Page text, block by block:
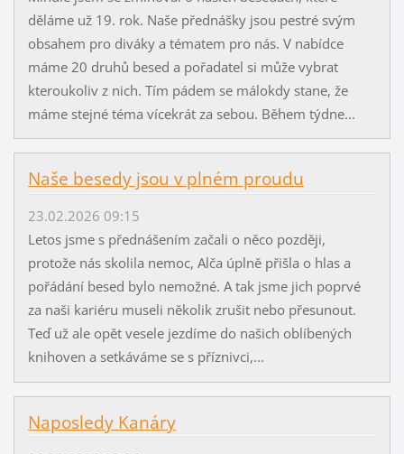
děláme už 19. rok. Naše přednášky jsou pestré svým
obsahem pro diváky a tématem pro nás. V nabídce
máme 20 druhů besed a pořadatel si může vybrat
kteroukoliv z nich. Tím pádem se málokdy stane, že
máme stejné téma vícekrát za sebou. Během týdne...
Naše besedy jsou v plném proudu
23.02.2026 09:15
Letos jsme s přednášením začali o něco později,
protože nás skolila nemoc, Alča úplně přišla o hlas a
pořádání besed bylo nemožné. A tak jsme jich poprvé
za naši kariéru museli několik zrušit nebo přesunout.
Teď už ale opět vesele jezdíme do našich oblíbených
knihoven a setkáváme se s příznivci,...
Naposledy Kanáry